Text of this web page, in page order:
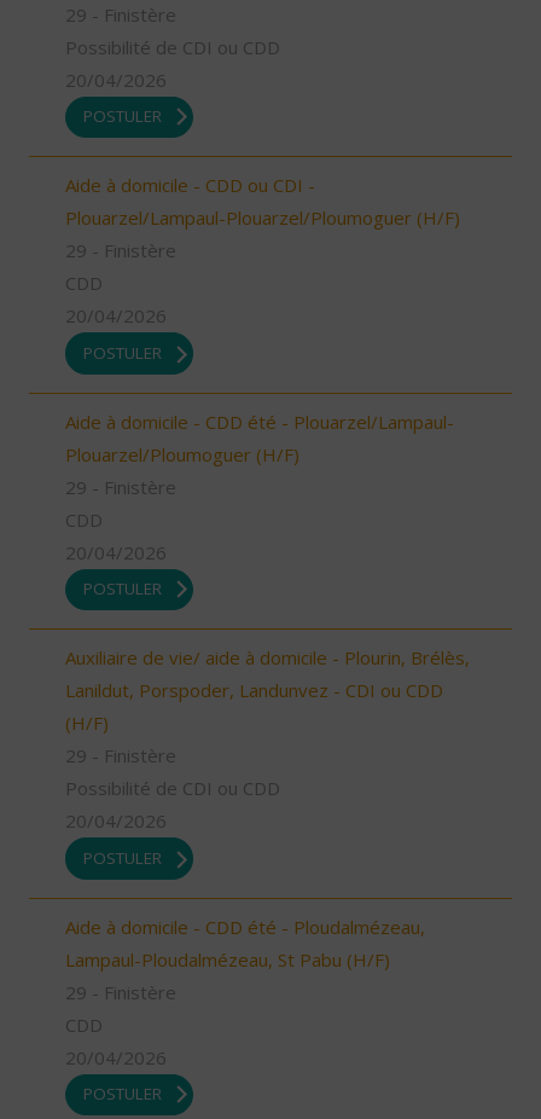
29 - Finistère
Possibilité de CDI ou CDD
20/04/2026
POSTULER
Aide à domicile - CDD ou CDI -
Plouarzel/Lampaul-Plouarzel/Ploumoguer (H/F)
29 - Finistère
CDD
20/04/2026
POSTULER
Aide à domicile - CDD été - Plouarzel/Lampaul-
Plouarzel/Ploumoguer (H/F)
29 - Finistère
CDD
20/04/2026
POSTULER
Auxiliaire de vie/ aide à domicile - Plourin, Brélès,
Lanildut, Porspoder, Landunvez - CDI ou CDD
(H/F)
29 - Finistère
Possibilité de CDI ou CDD
20/04/2026
POSTULER
Aide à domicile - CDD été - Ploudalmézeau,
Lampaul-Ploudalmézeau, St Pabu (H/F)
29 - Finistère
CDD
20/04/2026
POSTULER